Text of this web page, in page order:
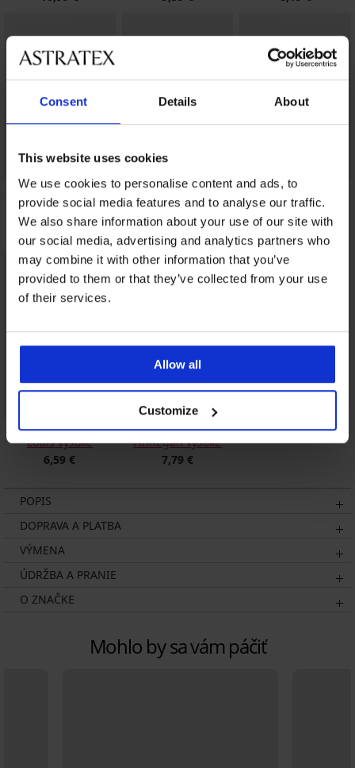
Consent Details About
This website uses cookies
We use cookies to personalise content and ads, to
provide social media features and to analyse our traffic.
We also share information about your use of our site with
our social media, advertising and analytics partners who
may combine it with other information that you’ve
provided to them or that they’ve collected from your use
of their services.
Allow all
Customize
Bambusové ponožky
Bomber vysoké
8,29 €
3PACK Ponožky FILA
vysoké
9,49 €
Bavlnené ponožky
Cosra Medicine I
vysoké
6,99 €
Vlnené ponožky
Louis vysoké
6,59 €
3PACK Ponožky
Finnegan vysoké
7,79 €
POPIS
DOPRAVA A PLATBA
VÝMENA
ÚDRŽBA A PRANIE
O ZNAČKE
Mohlo by sa vám páčiť